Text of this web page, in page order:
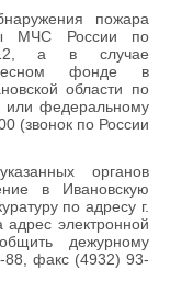
пожара
МЧС России по
а в случае
фонде в
области по
или федеральному
(звонок по России
органов
в Ивановскую
по адресу г.
электронной
дежурному
88, факс (4932) 93-